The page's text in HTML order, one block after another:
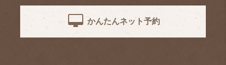
かんたんネット予約